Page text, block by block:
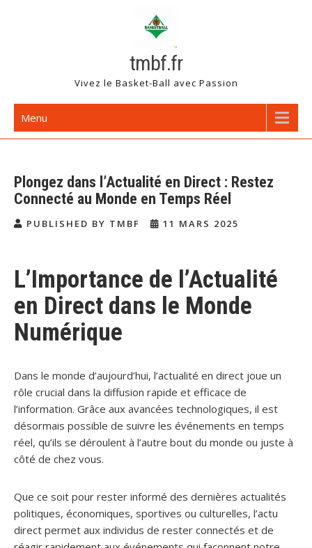
tmbf.fr
Vivez le Basket-Ball avec Passion
Menu
Plongez dans l’Actualité en Direct : Restez
Connecté au Monde en Temps Réel
PUBLISHED BY TMBF 11 MARS 2025
L’Importance de l’Actualité
en Direct dans le Monde
Numérique
Dans le monde d’aujourd’hui, l’actualité en direct joue un
rôle crucial dans la diffusion rapide et efficace de
l’information. Grâce aux avancées technologiques, il est
désormais possible de suivre les événements en temps
réel, qu’ils se déroulent à l’autre bout du monde ou juste à
côté de chez vous.
Que ce soit pour rester informé des dernières actualités
politiques, économiques, sportives ou culturelles, l’actu
direct permet aux individus de rester connectés et de